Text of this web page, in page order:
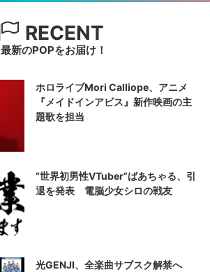
RECENT
最新のPOPをお届け！
ホロライブMori Calliope、アニメ
『メイドインアビス』新作映画の主
題歌を担当
“世界初男性VTuber”ばあちゃる、引
退を発表 電脳少女シロの戦友
光GENJI、全楽曲サブスク解禁へ